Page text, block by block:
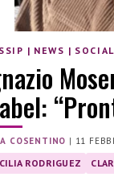
| NEWS | SOCIAL
COSENTINO | 11
RODRIGUEZ